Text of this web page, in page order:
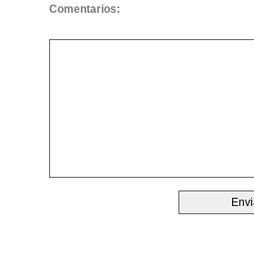
Comentarios: